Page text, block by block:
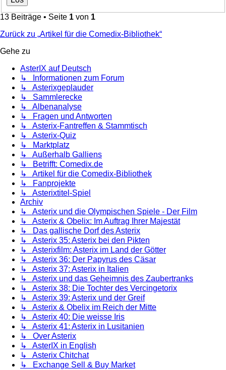
13 Beiträge • Seite 1 von 1
Zurück zu „Artikel für die Comedix-Bibliothek“
Gehe zu
AsterIX auf Deutsch
↳ Informationen zum Forum
↳ Asterixgeplauder
↳ Sammlerecke
↳ Albenanalyse
↳ Fragen und Antworten
↳ Asterix-Fantreffen & Stammtisch
↳ Asterix-Quiz
↳ Marktplatz
↳ Außerhalb Galliens
↳ Betrifft: Comedix.de
↳ Artikel für die Comedix-Bibliothek
↳ Fanprojekte
↳ Asterixtitel-Spiel
Archiv
↳ Asterix und die Olympischen Spiele - Der Film
↳ Asterix & Obelix: Im Auftrag Ihrer Majestät
↳ Das gallische Dorf des Asterix
↳ Asterix 35: Asterix bei den Pikten
↳ Asterixfilm: Asterix im Land der Götter
↳ Asterix 36: Der Papyrus des Cäsar
↳ Asterix 37: Asterix in Italien
↳ Asterix und das Geheimnis des Zaubertranks
↳ Asterix 38: Die Tochter des Vercingetorix
↳ Asterix 39: Asterix und der Greif
↳ Asterix & Obelix im Reich der Mitte
↳ Asterix 40: Die weisse Iris
↳ Asterix 41: Asterix in Lusitanien
↳ Over Asterix
↳ AsterIX in English
↳ Asterix Chitchat
↳ Exchange Sell & Buy Market